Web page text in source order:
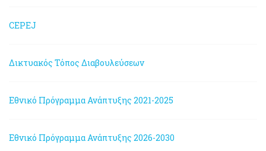
CEPEJ
Δικτυακός Τόπος Διαβουλεύσεων
Εθνικό Πρόγραμμα Ανάπτυξης 2021-2025
Εθνικό Πρόγραμμα Ανάπτυξης 2026-2030